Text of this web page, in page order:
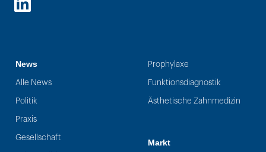
LinkedIn
News
Alle News
Politik
Praxis
Gesellschaft
Prophylaxe
Funktionsdiagnostik
Ästhetische Zahnmedizin
Markt